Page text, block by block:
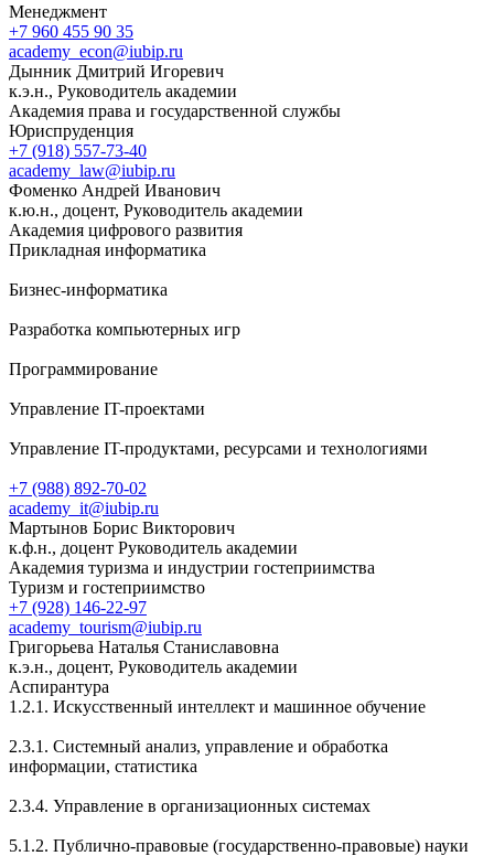
Менеджмент
+7 960 455 90 35
academy_econ@iubip.ru
Дынник Дмитрий Игоревич
к.э.н., Руководитель академии
Академия права и государственной службы
Юриспруденция
+7 (918) 557-73-40
academy_law@iubip.ru
Фоменко Андрей Иванович
к.ю.н., доцент, Руководитель академии
Академия цифрового развития
Прикладная информатика
Бизнес-информатика
Разработка компьютерных игр
Программирование
Управление IT-проектами
Управление IT-продуктами, ресурсами и технологиями
+7 (988) 892-70-02
academy_it@iubip.ru
Мартынов Борис Викторович
к.ф.н., доцент Руководитель академии
Академия туризма и индустрии гостеприимства
Туризм и гостеприимство
+7 (928) 146-22-97
academy_tourism@iubip.ru
Григорьева Наталья Станиславовна
к.э.н., доцент, Руководитель академии
Аспирантура
1.2.1. Искусственный интеллект и машинное обучение
2.3.1. Системный анализ, управление и обработка
информации, статистика
2.3.4. Управление в организационных системах
5.1.2. Публично-правовые (государственно-правовые) науки